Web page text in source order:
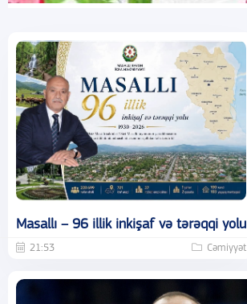
Masallı – 96 illik inkişaf və tərəqqi yolu
21:53 Cəmiyyət